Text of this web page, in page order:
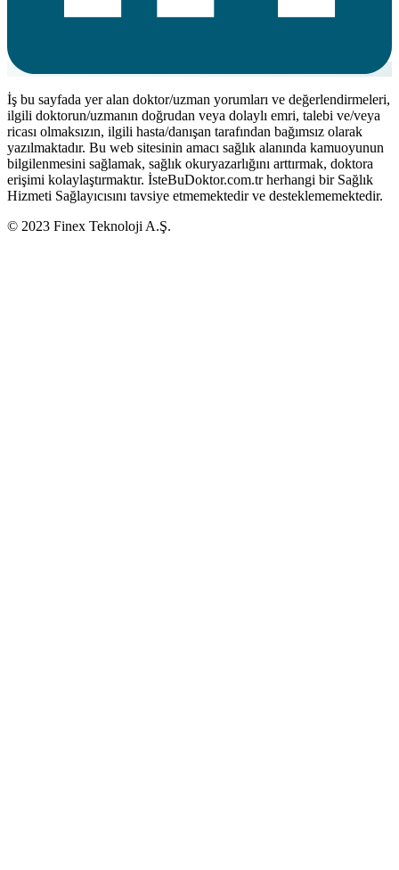
İş bu sayfada yer alan doktor/uzman yorumları ve değerlendirmeleri,
ilgili doktorun/uzmanın doğrudan veya dolaylı emri, talebi ve/veya
ricası olmaksızın, ilgili hasta/danışan tarafından bağımsız olarak
yazılmaktadır. Bu web sitesinin amacı sağlık alanında kamuoyunun
bilgilenmesini sağlamak, sağlık okuryazarlığını arttırmak, doktora
erişimi kolaylaştırmaktır. İsteBuDoktor.com.tr herhangi bir Sağlık
Hizmeti Sağlayıcısını tavsiye etmemektedir ve desteklememektedir.
© 2023 Finex Teknoloji A.Ş.